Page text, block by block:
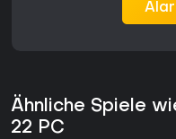
Ähnliche Spiele
22 PC